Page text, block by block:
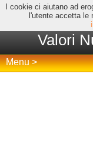
I cookie ci aiutano ad
l'utente accetta le
Valori
Menu >